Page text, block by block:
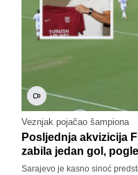
Veznjak pojačao šampiona
Posljednja akvizicija
zabila jedan gol,
Sarajevo je kasno sinoć